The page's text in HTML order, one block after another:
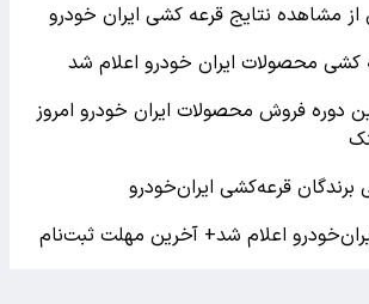
از مشاهده نتایج قرعه کشی ایران خودرو
کشی محصولات ایران خودرو اعلام شد
دوره فروش محصولات ایران خودرو امروز
برندگان قرعه‌کشی ایران‌خودرو
اعلام شد+ آخرین مهلت ثبت‌نام